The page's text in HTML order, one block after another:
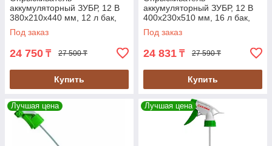
аккумуляторный ЗУБР, 12 В
380х210х440 мм, 12 л бак,
серия "Мастер" (ОПС-12)
Под заказ
24 750 ₸ 27 500 ₸
Купить
аккумуляторный ЗУБР, 12 В
400х230х510 мм, 16 л бак,
серия "Мастер" (ОПС-16)
Под заказ
24 831 ₸ 27 590 ₸
Купить
Лучшая цена Лучшая цена